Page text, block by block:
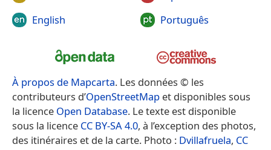
English
Português
À propos de Mapcarta. Les données © les
contributeurs d’OpenStreetMap et disponibles sous
la licence Open Database. Le texte est disponible
sous la licence CC BY-SA 4.0, à l’exception des photos,
des itinéraires et de la carte. Photo : Dvillafruela, CC